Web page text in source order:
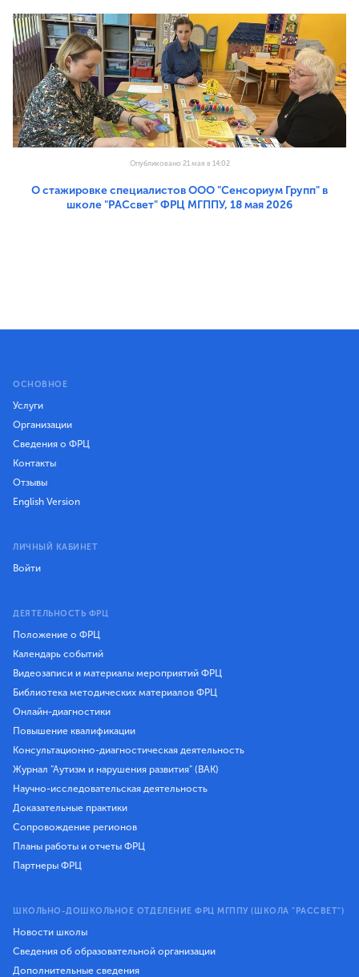
Опубликовано 21 мая в 14:02
О стажировке специалистов ООО "Сенсориум Групп" в
школе "РАСсвет" ФРЦ МГППУ, 18 мая 2026
ОСНОВНОЕ
Услуги
Организации
Сведения о ФРЦ
Контакты
Отзывы
English Version
ЛИЧНЫЙ КАБИНЕТ
Войти
ДЕЯТЕЛЬНОСТЬ ФРЦ
Положение о ФРЦ
Календарь событий
Видеозаписи и материалы мероприятий ФРЦ
Библиотека методических материалов ФРЦ
Онлайн-диагностики
Повышение квалификации
Консультационно-диагностическая деятельность
Журнал "Аутизм и нарушения развития" (ВАК)
Научно-исследовательская деятельность
Доказательные практики
Сопровождение регионов
Планы работы и отчеты ФРЦ
Партнеры ФРЦ
ШКОЛЬНО-ДОШКОЛЬНОЕ ОТДЕЛЕНИЕ ФРЦ МГППУ (ШКОЛА "РАССВЕТ")
Новости школы
Сведения об образовательной организации
Дополнительные сведения